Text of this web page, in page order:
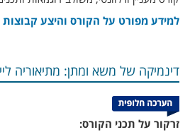
למידע מפורט על הקורס והיצע קבוצות
דינמיקה של משא ומתן: מתיאוריה ליישום
זרקור על תכני הקורס: